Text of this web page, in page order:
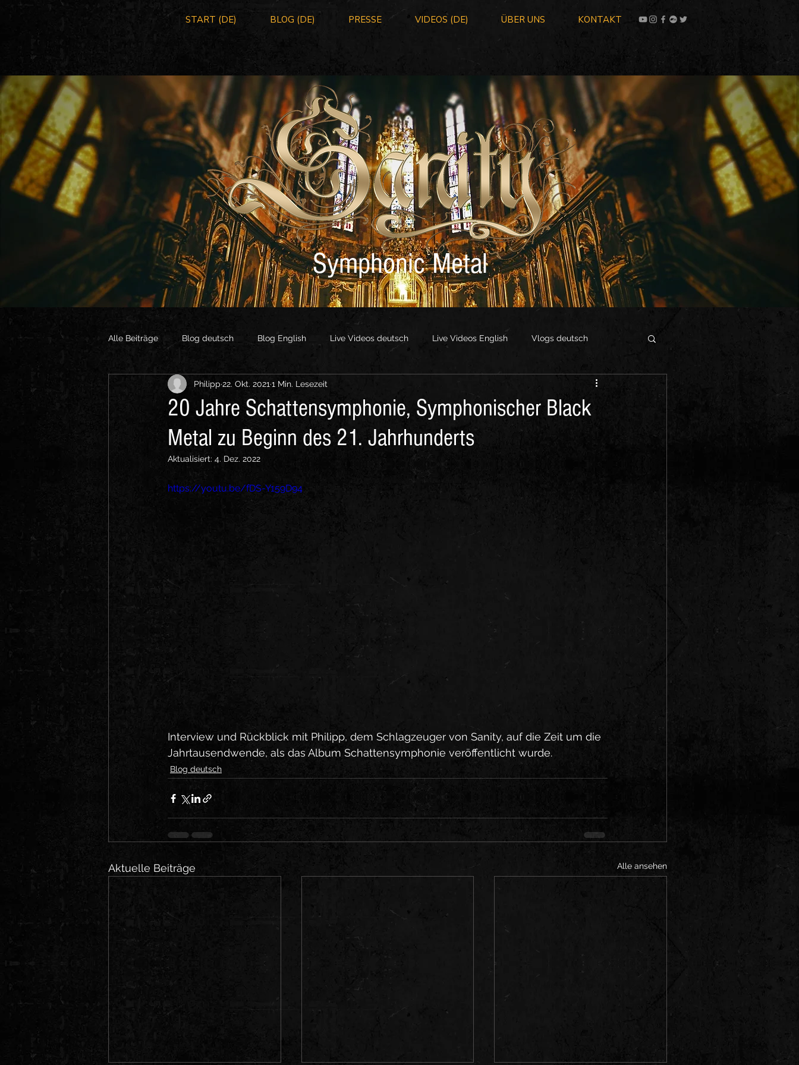
START (DE) BLOG (DE) PRESSE VIDEOS (DE) ÜBER UNS KONTAKT
Symphonic Metal
Alle Beiträge Blog deutsch Blog English Live Videos deutsch Live Videos English Vlogs deutsch
Vlogs English Sonstige Videos Other Videos
20 Jahre Schattensymphonie, Symphonischer Black
Metal zu Beginn des 21. Jahrhunderts
Philipp 22. Okt. 2021 1 Min. Lesezeit
Aktualisiert: 4. Dez. 2022
https://youtu.be/fDS-Y159D94
Interview und Rückblick mit Philipp, dem Schlagzeuger von Sanity, auf die Zeit um die
Jahrtausendwende, als das Album Schattensymphonie veröffentlicht wurde.
Blog deutsch
Aktuelle Beiträge Alle ansehen